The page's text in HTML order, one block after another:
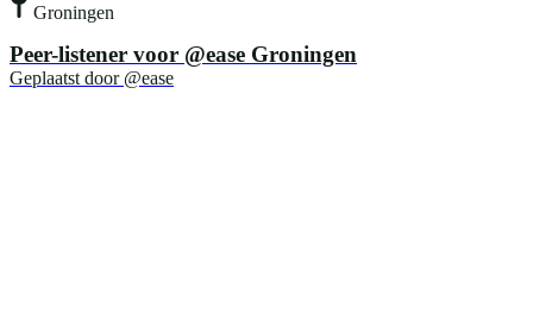
Groningen
Peer-listener voor @ease Groningen
Geplaatst door @ease